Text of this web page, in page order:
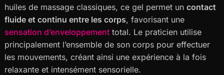
huiles de massage classiques, ce gel permet un contact
fluide et continu entre les corps, favorisant une
sensation d’enveloppement total. Le praticien utilise
principalement l’ensemble de son corps pour effectuer
les mouvements, créant ainsi une expérience à la fois
relaxante et intensément sensorielle.